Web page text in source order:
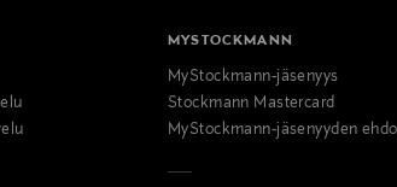
MYSTOCKMANN
MyStockmann-jäsenyys
Stockmann Mastercard
MyStockmann-jäsenyyden